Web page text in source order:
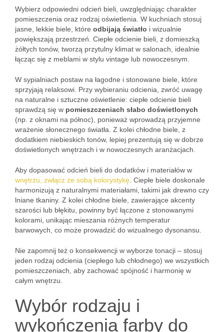
Wybierz odpowiedni odcień bieli, uwzględniając charakter
pomieszczenia oraz rodzaj oświetlenia. W kuchniach stosuj
jasne, lekkie biele, które odbijają światło i wizualnie
powiększają przestrzeń. Ciepłe odcienie bieli, z domieszką
żółtych tonów, tworzą przytulny klimat w salonach, idealnie
łącząc się z meblami w stylu vintage lub nowoczesnym.
W sypialniach postaw na łagodne i stonowane biele, które
sprzyjają relaksowi. Przy wybieraniu odcienia, zwróć uwagę
na naturalne i sztuczne oświetlenie: ciepłe odcienie bieli
sprawdzą się w pomieszczeniach słabo doświetlonych
(np. z oknami na północ), ponieważ wprowadzą przyjemne
wrażenie słonecznego światła. Z kolei chłodne biele, z
dodatkiem niebieskich tonów, lepiej prezentują się w dobrze
doświetlonych wnętrzach i w nowoczesnych aranżacjach.
Aby dopasować odcień bieli do dodatków i materiałów w
wnętrzu, zwłącz ze sobą kolorystykę . Ciepłe biele doskonale
harmonizują z naturalnymi materiałami, takimi jak drewno czy
lniane tkaniny. Z kolei chłodne biele, zawierające akcenty
szarości lub błękitu, powinny być łączone z stonowanymi
kolorami, unikając mieszania różnych temperatur
barwowych, co może prowadzić do wizualnego dysonansu.
Nie zapomnij też o konsekwencji w wyborze tonacji – stosuj
jeden rodzaj odcienia (ciepłego lub chłodnego) we wszystkich
pomieszczeniach, aby zachować spójność i harmonię w
całym wnętrzu.
Wybór rodzaju i
wykończenia farby do